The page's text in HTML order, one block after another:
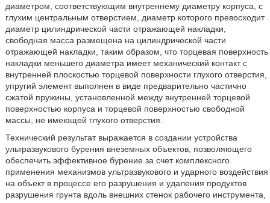
диаметром, соответствующим внутреннему диаметру корпуса, с
глухим центральным отверстием, диаметр которого превосходит
диаметр цилиндрической части отражающей накладки,
свободная масса размещена на цилиндрической части
отражающей накладки, таким образом, что торцевая поверхность
накладки меньшего диаметра имеет механический контакт с
внутренней плоскостью торцевой поверхности глухого отверстия,
упругий элемент выполнен в виде предварительно частично
сжатой пружины, установленной между внутренней торцевой
поверхностью корпуса и торцевой поверхностью свободной
массы, не имеющей глухого отверстия.
Технический результат выражается в создании устройства
ультразвукового бурения внеземных объектов, позволяющего
обеспечить эффективное бурение за счет комплексного
применения механизмов ультразвукового и ударного воздействия
на объект в процессе его разрушения и удаления продуктов
разрушения грунта вдоль внешних стенок рабочего инструмента,